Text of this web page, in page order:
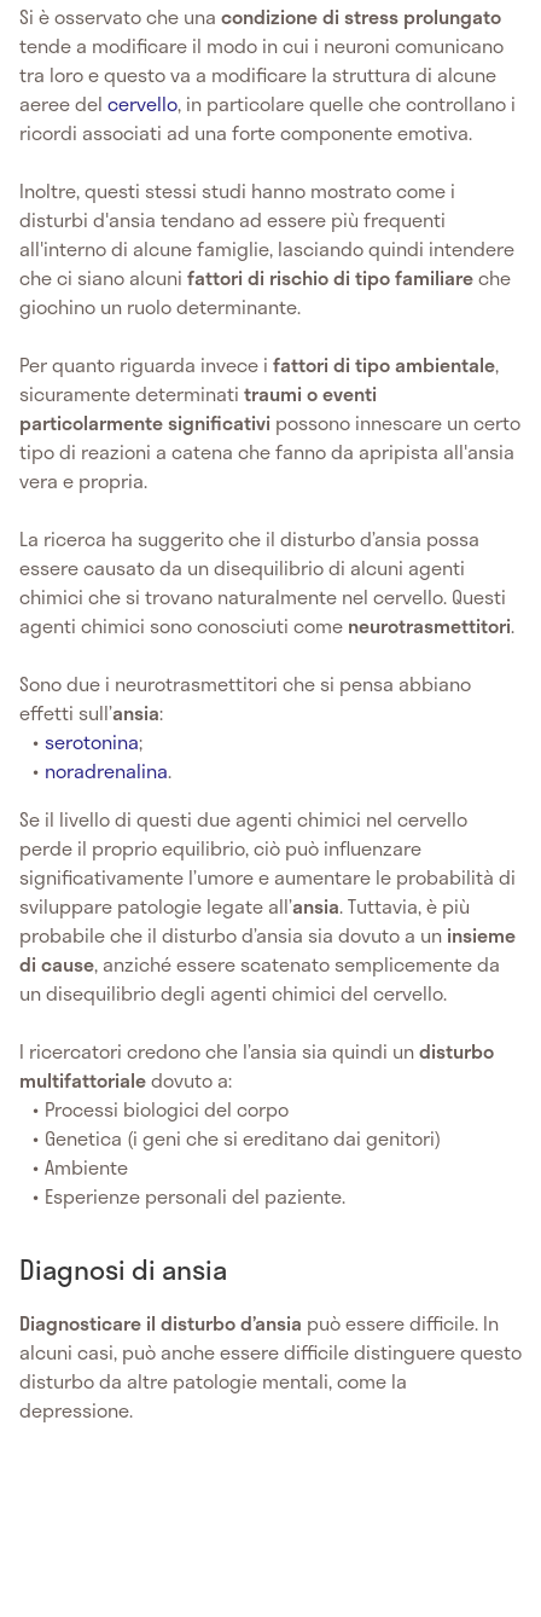
Si è osservato che una condizione di stress prolungato
tende a modificare il modo in cui i neuroni comunicano
tra loro e questo va a modificare la struttura di alcune
aeree del cervello, in particolare quelle che controllano i
ricordi associati ad una forte componente emotiva.
Inoltre, questi stessi studi hanno mostrato come i
disturbi d'ansia tendano ad essere più frequenti
all'interno di alcune famiglie, lasciando quindi intendere
che ci siano alcuni fattori di rischio di tipo familiareche
giochino un ruolo determinante.
Per quanto riguarda invece i fattori di tipo ambientale,
sicuramente determinati traumi o eventi
particolarmente significativi possono innescare un certo
tipo di reazioni a catena che fanno da apripista all'ansia
vera e propria.
La ricerca ha suggerito che il disturbo d’ansia possa
essere causato da un disequilibrio di alcuni agenti
chimici che si trovano naturalmente nel cervello. Questi
agenti chimici sono conosciuti come neurotrasmettitori.
Sono due i neurotrasmettitori che si pensa abbiano
effetti sull’ansia:
serotonina;
noradrenalina.
Se il livello di questi due agenti chimici nel cervello
perde il proprio equilibrio, ciò può influenzare
significativamente l’umore e aumentare le probabilità di
sviluppare patologie legate all’ansia. Tuttavia, è più
probabile che il disturbo d’ansia sia dovuto a un insieme
di cause, anziché essere scatenato semplicemente da
un disequilibrio degli agenti chimici del cervello.
I ricercatori credono che l’ansia sia quindi undisturbo
multifattorialedovuto a:
Processi biologici del corpo
Genetica (i geni che si ereditano dai genitori)
Ambiente
Esperienze personali del paziente.
Diagnosi di ansia
Diagnosticare il disturbo d’ansia può essere difficile. In
alcuni casi, può anche essere difficile distinguere questo
disturbo da altre patologie mentali, come la
depressione.